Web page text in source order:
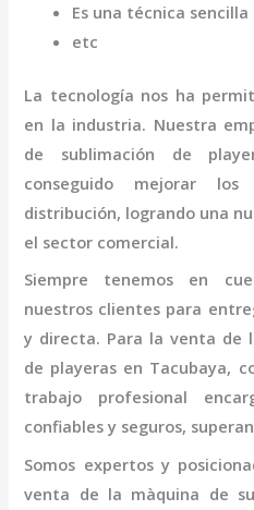
Es una técnica sencilla
etc
La tecnología nos ha
en la industria. Nuestra
de sublimación de
conseguido mejorar
distribución, logrando una
el sector comercial.
Siempre tenemos en
nuestros clientes para
y directa. Para la venta de
de playeras en Tacubaya,
trabajo profesional
confiables y seguros,
Somos expertos y
venta de la màquina de